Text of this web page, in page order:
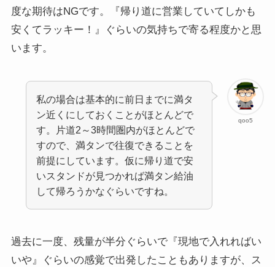
度な期待はNGです。『帰り道に営業していてしかも
安くてラッキー！』ぐらいの気持ちで寄る程度かと思
います。
qoo5
私の場合は基本的に前日までに満タ
ン近くにしておくことがほとんどで
す。片道2～3時間圏内がほとんどで
すので、満タンで往復できることを
前提にしています。仮に帰り道で安
いスタンドが見つかれば満タン給油
して帰ろうかなぐらいですね。
過去に一度、残量が半分ぐらいで『現地で入れればい
いや』ぐらいの感覚で出発したこともありますが、ス